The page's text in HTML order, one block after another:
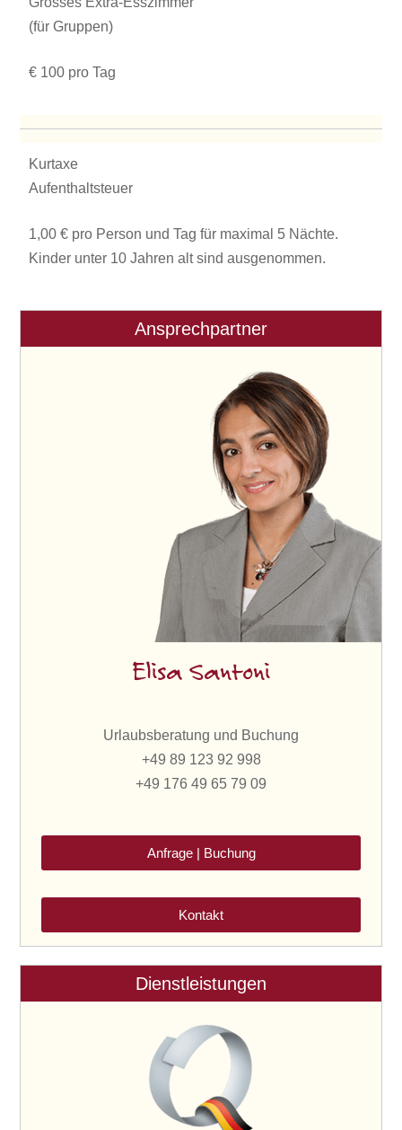
(für Gruppen)
€ 100 pro Tag
Kurtaxe
Aufenthaltsteuer
1,00 € pro Person und Tag für maximal 5 Nächte.
Kinder unter 10 Jahren alt sind ausgenommen.
Ansprechpartner
Elisa Santoni
Urlaubsberatung und Buchung
+49 89 123 92 998
+49 176 49 65 79 09
Anfrage | Buchung
Kontakt
Dienstleistungen